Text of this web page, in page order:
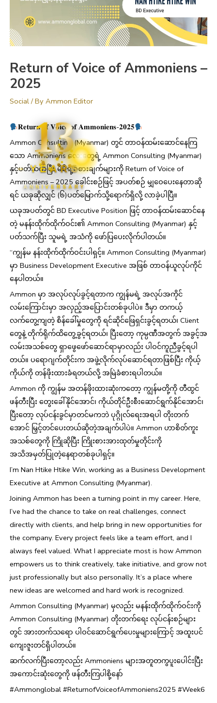
13
YEARS
ANNIVERSARY
Return of Voice of Ammoniens –
2025
Social/ By Ammon Editor
𝐑𝐞𝐭𝐮𝐫𝐧 𝐨𝐟 𝐕𝐨𝐢𝐜𝐞 𝐨𝐟 𝐀𝐦𝐦𝐨𝐧𝐢𝐞𝐧𝐬-𝟐𝟎𝟐𝟓
Ammon Consulting (Myanmar) တွင် တာဝန်ထမ်းဆောင်နေကြ
သော Ammoniens လေးတွေရဲ့ Ammon Consulting (Myanmar)
နှင့်ပတ်သက်ပြီး မိမိရဲ့ခံစားချက်များကို Return of Voice of
Ammoniens – 2025 ခေါင်းစဉ်ဖြင့် အပတ်စဉ် မျှဝေပေးနေတာဆို
ရင် ယခုဆိုလျှင် (၆)ပတ်မြောက်သို့ရောက်ရှိလို့ လာခဲ့ပါပြီ။
ယခုအပတ်တွင် BD Executive Position ဖြင့် တာဝန်ထမ်းဆောင်နေ
တဲ့ မနန်းထိုက်ထိုက်ဝင်း၏ Ammon Consulting (Myanmar) နှင့်
ပတ်သက်ပြီး သူမရဲ့ အသံကို ဖော်ပြပေးလိုက်ပါတယ်။
“ကျွန်မ နန်းထိုက်ထိုက်ဝင်းပါရှင့်။ Ammon Consulting (Myanmar)
မှာ Business Development Executive အဖြစ် တာဝန်ယူလုပ်ကိုင်
နေပါတယ်။
Ammon မှာ အလုပ်လုပ်ခွင့်ရတာက ကျွန်မရဲ့ အလုပ်အကိုင်
လမ်းကြောင်းမှာ အလှည့်အပြောင်းတစ်ခုပါပဲ။ ဒီမှာ တကယ့်
လက်တွေ့ကျတဲ့ စိန်ခေါ်မှုတွေကို ရင်ဆိုင်ဖြေရှင်းခွင့်ရတယ်၊ Client
တွေနဲ့ တိုက်ရိုက်ထိတွေ့ခွင့်ရတယ်၊ ပြီးတော့ ကုမ္ပဏီအတွက် အခွင့်အ
လမ်းအသစ်တွေ ရှာဖွေဖော်ဆောင်ရာမှာလည်း ပါဝင်ကူညီခွင့်ရပါ
တယ်။ ပရောဂျက်တိုင်းက အဖွဲ့လိုက်လုပ်ဆောင်ရတာဖြစ်ပြီး ကိုယ့်
ကိုယ်ကို တန်ဖိုးထားခံရတယ်လို့ အမြဲခံစားရပါတယ်။
Ammon ကို ကျွန်မ အတန်ဖိုးထားဆုံးကတော့ ကျွန်မတို့ကို တီထွင်
ဖန်တီးပြီး တွေးခေါ်နိုင်အောင်၊ ကိုယ်တိုင်ဦးစီးဆောင်ရွက်နိုင်အောင်၊
ပြီးတော့ လုပ်ငန်းခွင်မှာတင်မကဘဲ ပုဂ္ဂိုလ်ရေးအရပါ တိုးတက်
အောင် မြှင့်တင်ပေးတယ်ဆိုတဲ့အချက်ပါပဲ။ Ammon ဟာစိတ်ကူး
အသစ်တွေကို ကြိုဆိုပြီး ကြိုးစားအားထုတ်မှုတိုင်းကို
အသိအမှတ်ပြုတဲ့နေရာတစ်ခုပါရှင့်။
I’m Nan Htike Htike Win, working as a Business Development
Executive at Ammon Consulting (Myanmar).
Joining Ammon has been a turning point in my career. Here,
I’ve had the chance to take on real challenges, connect
directly with clients, and help bring in new opportunities for
the company. Every project feels like a team effort, and I
always feel valued. What I appreciate most is how Ammon
empowers us to think creatively, take initiative, and grow not
just professionally but also personally. It’s a place where
new ideas are welcomed and hard work is recognized.
Ammon Consulting (Myanmar) မှလည်း မနန်းထိုက်ထိုက်ဝင်းကို
Ammon Consulting (Myanmar) တိုးတက်ရေး လုပ်ငန်းစဉ်များ
တွင် အားတက်သရော ပါဝင်ဆောင်ရွက်ပေးမှုများကြောင့် အထူးပင်
ကျေးဇူးတင်ရှိပါတယ်။
ဆက်လက်ပြီးတော့လည်း Ammoniens များအတူတကွပူးပေါင်းပြီး
အကောင်းဆုံးတွေကို ဖန်တီးကြပါစို့နော်
#Ammonglobal #ReturnofVoiceofAmmoniens2025 #Week6